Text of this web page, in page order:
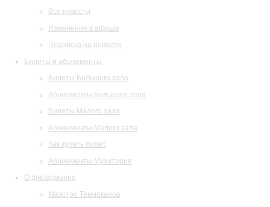
Все новости
Изменения в афише
Подписка на новости
Билеты и абонементы
Билеты Большого зала
Абонементы Большого зала
Билеты Малого зала
Абонементы Малого зала
Как купить билет
Абонементы Музитория
О филармонии
Маэстро Темирканов